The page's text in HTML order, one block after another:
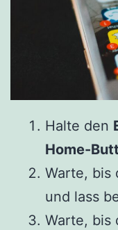
Halte den
Home-
Warte, bis
und lass
Warte, bis